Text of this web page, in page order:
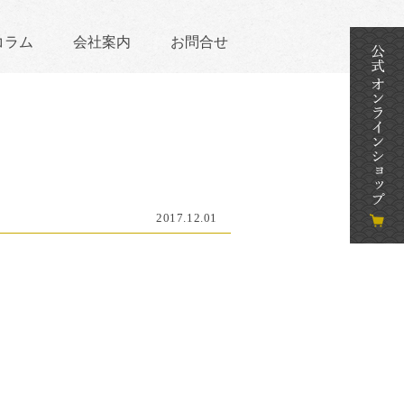
ラム 会社案内 お問合せ
2017.12.01